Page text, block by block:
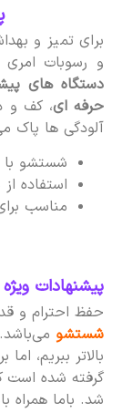
برای تمیز و
و رسوبات
دستگاه های
حرفه ای، کف و
آلودگی ها پاک
شستشو با
استفاده
مناسب
پیشنهادات
حفظ احترام و
شستشومی‌باشد.
بالاتر ببریم،
گرفته شده است
شد. باما همراه